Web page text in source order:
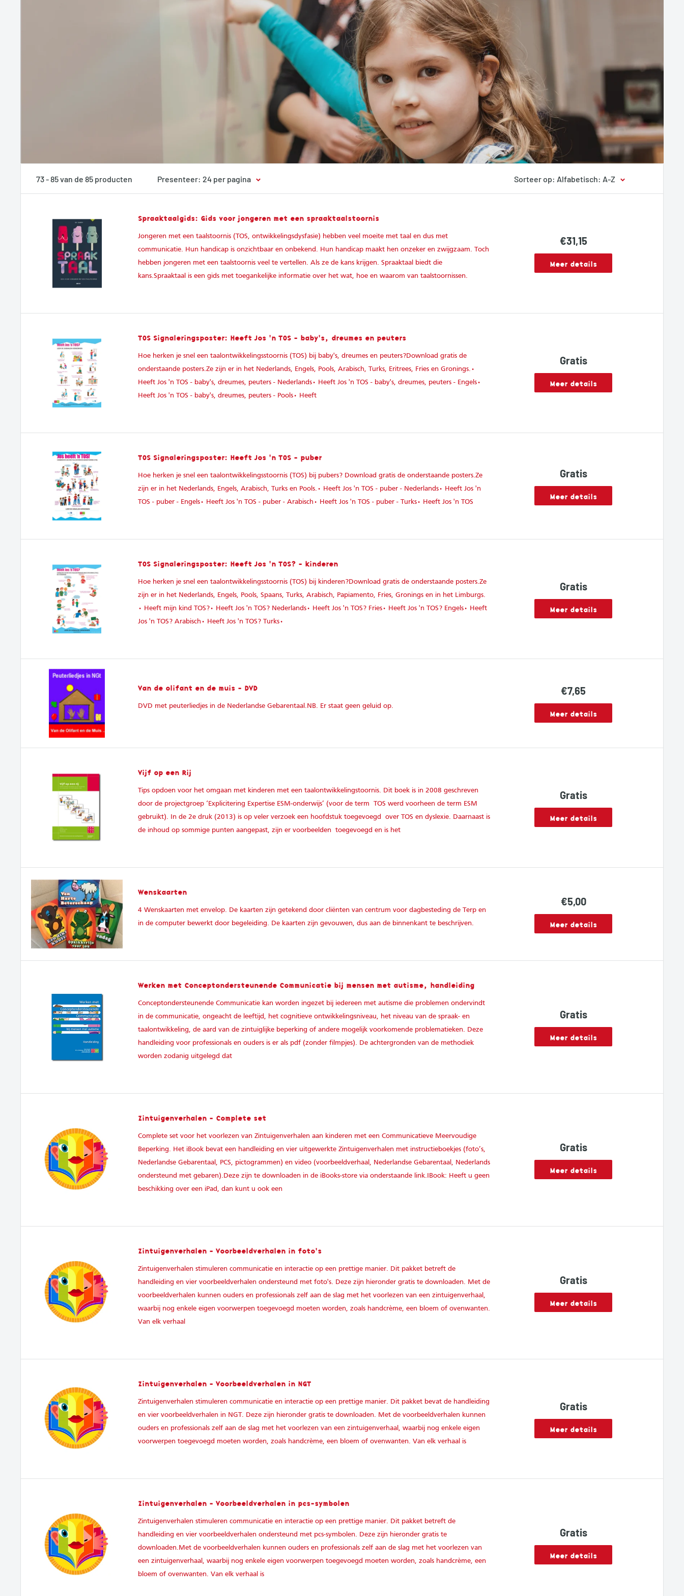
73 - 85 van de 85 producten Presenteer: 24 per pagina Sorteer op: Alfabetisch: A-Z
Spraaktaalgids: Gids voor jongeren met een spraaktaalstoornis
Jongeren met een taalstoornis (TOS, ontwikkelingsdysfasie) hebben veel moeite met taal en dus met
communicatie. Hun handicap is onzichtbaar en onbekend. Hun handicap maakt hen onzeker en zwijgzaam. Toch
hebben jongeren met een taalstoornis veel te vertellen. Als ze de kans krijgen. Spraaktaal biedt die
kans.Spraaktaal is een gids met toegankelijke informatie over het wat, hoe en waarom van taalstoornissen.
Sale
price
€31,15
Meer details
TOS Signaleringsposter: Heeft Jos 'n TOS - baby's, dreumes en peuters
Hoe herken je snel een taalontwikkelingsstoornis (TOS) bij baby's, dreumes en peuters?Download gratis de
onderstaande posters.Ze zijn er in het Nederlands, Engels, Pools, Arabisch, Turks, Eritrees, Fries en Gronings.•
Heeft Jos 'n TOS - baby's, dreumes, peuters - Nederlands• Heeft Jos 'n TOS - baby's, dreumes, peuters - Engels•
Heeft Jos 'n TOS - baby's, dreumes, peuters - Pools• Heeft
Gratis
Meer details
TOS Signaleringsposter: Heeft Jos 'n TOS - puber
Hoe herken je snel een taalontwikkelingsstoornis (TOS) bij pubers? Download gratis de onderstaande posters.Ze
zijn er in het Nederlands, Engels, Arabisch, Turks en Pools.• Heeft Jos 'n TOS - puber - Nederlands• Heeft Jos 'n
TOS - puber - Engels• Heeft Jos 'n TOS - puber - Arabisch• Heeft Jos 'n TOS - puber - Turks• Heeft Jos 'n TOS
Gratis
Meer details
TOS Signaleringsposter: Heeft Jos 'n TOS? - kinderen
Hoe herken je snel een taalontwikkelingsstoornis (TOS) bij kinderen?Download gratis de onderstaande posters.Ze
zijn er in het Nederlands, Engels, Pools, Spaans, Turks, Arabisch, Papiamento, Fries, Gronings en in het Limburgs.
• Heeft mijn kind TOS?• Heeft Jos 'n TOS? Nederlands• Heeft Jos 'n TOS? Fries• Heeft Jos 'n TOS? Engels• Heeft
Jos 'n TOS? Arabisch• Heeft Jos 'n TOS? Turks•
Gratis
Meer details
Van de olifant en de muis - DVD
DVD met peuterliedjes in de Nederlandse Gebarentaal.NB. Er staat geen geluid op.
Sale
price
€7,65
Meer details
Vijf op een Rij
Tips opdoen voor het omgaan met kinderen met een taalontwikkelingstoornis. Dit boek is in 2008 geschreven
door de projectgroep ‘Explicitering Expertise ESM-onderwijs’ (voor de term TOS werd voorheen de term ESM
gebruikt). In de 2e druk (2013) is op veler verzoek een hoofdstuk toegevoegd over TOS en dyslexie. Daarnaast is
de inhoud op sommige punten aangepast, zijn er voorbeelden toegevoegd en is het
Gratis
Meer details
Wenskaarten
4 Wenskaarten met envelop. De kaarten zijn getekend door cliënten van centrum voor dagbesteding de Terp en
in de computer bewerkt door begeleiding. De kaarten zijn gevouwen, dus aan de binnenkant te beschrijven.
Sale
price
€5,00
Meer details
Werken met Conceptondersteunende Communicatie bij mensen met autisme, handleiding
Conceptondersteunende Communicatie kan worden ingezet bij iedereen met autisme die problemen ondervindt
in de communicatie, ongeacht de leeftijd, het cognitieve ontwikkelingsniveau, het niveau van de spraak- en
taalontwikkeling, de aard van de zintuiglijke beperking of andere mogelijk voorkomende problematieken. Deze
handleiding voor professionals en ouders is er als pdf (zonder filmpjes). De achtergronden van de methodiek
worden zodanig uitgelegd dat
Gratis
Meer details
Zintuigenverhalen - Complete set
Complete set voor het voorlezen van Zintuigenverhalen aan kinderen met een Communicatieve Meervoudige
Beperking. Het iBook bevat een handleiding en vier uitgewerkte Zintuigenverhalen met instructieboekjes (foto’s,
Nederlandse Gebarentaal, PCS, pictogrammen) en video (voorbeeldverhaal, Nederlandse Gebarentaal, Nederlands
ondersteund met gebaren).Deze zijn te downloaden in de iBooks-store via onderstaande link.IBook: Heeft u geen
beschikking over een iPad, dan kunt u ook een
Gratis
Meer details
Zintuigenverhalen - Voorbeeldverhalen in foto's
Zintuigenverhalen stimuleren communicatie en interactie op een prettige manier. Dit pakket betreft de
handleiding en vier voorbeeldverhalen ondersteund met foto's. Deze zijn hieronder gratis te downloaden. Met de
voorbeeldverhalen kunnen ouders en professionals zelf aan de slag met het voorlezen van een zintuigenverhaal,
waarbij nog enkele eigen voorwerpen toegevoegd moeten worden, zoals handcrème, een bloem of ovenwanten.
Van elk verhaal
Gratis
Meer details
Zintuigenverhalen - Voorbeeldverhalen in NGT
Zintuigenverhalen stimuleren communicatie en interactie op een prettige manier. Dit pakket bevat de handleiding
en vier voorbeeldverhalen in NGT. Deze zijn hieronder gratis te downloaden. Met de voorbeeldverhalen kunnen
ouders en professionals zelf aan de slag met het voorlezen van een zintuigenverhaal, waarbij nog enkele eigen
voorwerpen toegevoegd moeten worden, zoals handcrème, een bloem of ovenwanten. Van elk verhaal is
Gratis
Meer details
Zintuigenverhalen - Voorbeeldverhalen in pcs-symbolen
Zintuigenverhalen stimuleren communicatie en interactie op een prettige manier. Dit pakket betreft de
handleiding en vier voorbeeldverhalen ondersteund met pcs-symbolen. Deze zijn hieronder gratis te
downloaden.Met de voorbeeldverhalen kunnen ouders en professionals zelf aan de slag met het voorlezen van
een zintuigenverhaal, waarbij nog enkele eigen voorwerpen toegevoegd moeten worden, zoals handcrème, een
bloem of ovenwanten. Van elk verhaal is
Gratis
Meer details